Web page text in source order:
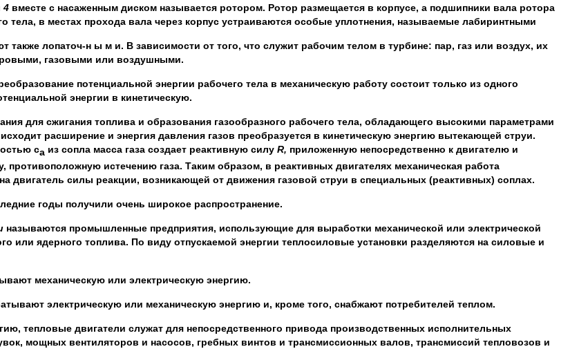
4 вместе с насаженным диском называется ротором. Ротор размещается в корпусе, а подшипники вала ротора
тела, в местах прохода вала через корпус устраиваются особые уплотнения, называемые лабиринтными
также лопаточ-н ы м и. В зависимости от того, что служит рабочим телом в турбине: пар, газ или воздух, их
газовыми или воздушными.
потенциальной энергии рабочего тела в механическую работу состоит только из одного
энергии в кинетическую.
для сжигания топлива и образования газообразного рабочего тела, обладающего высокими параметрами
расширение и энергия давления газов преобразуется в кинетическую энергию вытекающей струи.
са из сопла масса газа создает реактивную силу R, приложенную непосредственно к двигателю и
истечению газа. Таким образом, в реактивных двигателях механическая работа
на двигатель силы реакции, возникающей от движения газовой струи в специальных (реактивных) соплах.
годы получили очень широкое распространение.
называются промышленные предприятия, использующие для выработки механической или электрической
или ядерного топлива. По виду отпускаемой энергии теплосиловые установки разделяются на силовые и
механическую или электрическую энергию.
электрическую или механическую энергию и, кроме того, снабжают потребителей теплом.
тепловые двигатели служат для непосредственного привода производственных исполнительных
мощных вентиляторов и насосов, гребных винтов и трансмиссионных валов, трансмиссий тепловозов и